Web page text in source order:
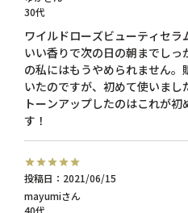
30代
ワイルドローズビューティセ
いい香りで次の日の朝までし
の私にはもうやめられません
いたのですが、初めて使いま
トーンアップしたのはこれが
す！
mayumi
投稿日 2021/06/15